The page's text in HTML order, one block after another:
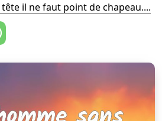
il ne faut point de chapeau....